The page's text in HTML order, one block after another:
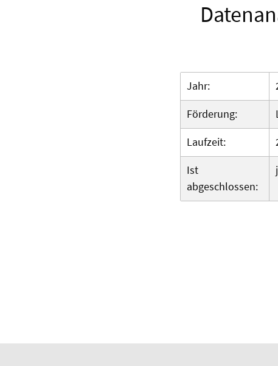
Jahr:
Förderung:
Laufzeit:
Ist
abgeschlossen: